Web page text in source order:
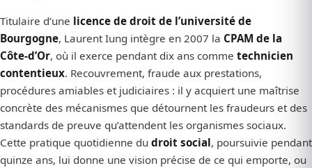
Titulaire d’une licence de droit de l’université de
Bourgogne, Laurent Iung intègre en 2007 la CPAM de la
Côte-d’Or, où il exerce pendant dix ans comme technicien
contentieux. Recouvrement, fraude aux prestations,
procédures amiables et judiciaires : il y acquiert une maîtrise
concrète des mécanismes que détournent les fraudeurs et des
standards de preuve qu’attendent les organismes sociaux.
Cette pratique quotidienne du droit social, poursuivie pendant
quinze ans, lui donne une vision précise de ce qui emporte, ou